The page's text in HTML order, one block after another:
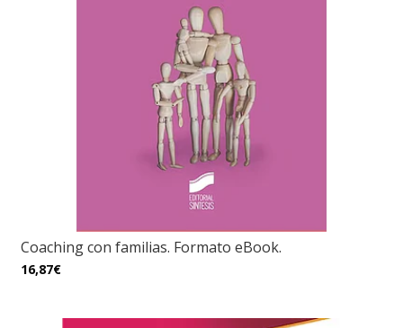
Coaching con familias. Formato eBook.
16,87€